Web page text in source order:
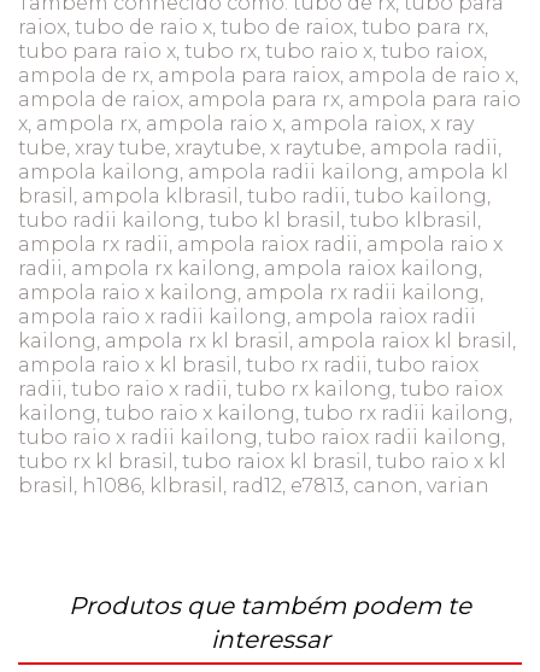
raiox, tubo de raio x, tubo de raiox, tubo para rx,
tubo para raio x, tubo rx, tubo raio x, tubo raiox,
ampola de rx, ampola para raiox, ampola de raio x,
ampola de raiox, ampola para rx, ampola para raio
x, ampola rx, ampola raio x, ampola raiox, x ray
tube, xray tube, xraytube, x raytube, ampola radii,
ampola kailong, ampola radii kailong, ampola kl
brasil, ampola klbrasil, tubo radii, tubo kailong,
tubo radii kailong, tubo kl brasil, tubo klbrasil,
ampola rx radii, ampola raiox radii, ampola raio x
radii, ampola rx kailong, ampola raiox kailong,
ampola raio x kailong, ampola rx radii kailong,
ampola raio x radii kailong, ampola raiox radii
kailong, ampola rx kl brasil, ampola raiox kl brasil,
ampola raio x kl brasil, tubo rx radii, tubo raiox
radii, tubo raio x radii, tubo rx kailong, tubo raiox
kailong, tubo raio x kailong, tubo rx radii kailong,
tubo raio x radii kailong, tubo raiox radii kailong,
tubo rx kl brasil, tubo raiox kl brasil, tubo raio x kl
brasil, h1086, klbrasil, rad12, e7813, canon, varian
Produtos que também podem te
interessar